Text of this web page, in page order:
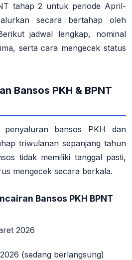
tahap 2 untuk periode April-
secara bertahap oleh
jadwal lengkap, nominal
serta cara mengecek status
Bansos PKH & BPNT
penyaluran bansos PKH dan
triwulanan sepanjang tahun
tidak memiliki tanggal pasti,
mengecek secara berkala.
Bansos PKH BPNT
2026
(sedang berlangsung)